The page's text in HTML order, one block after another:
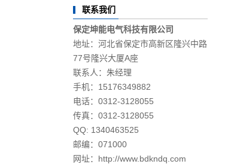
联系我们
保定坤能电气科技有限公司
地址：河北省保定市高新区隆兴中路
77号隆兴大厦A座
联系人：朱经理
手机：15176349882
电话：0312-3128055
传真：0312-3128055
QQ: 1340463525
邮编：071000
网址：http://www.bdkndq.com